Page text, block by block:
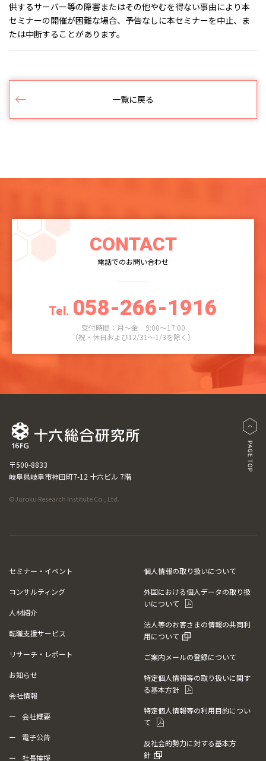
供するサーバー等の障害またはその他やむを得ない事由により本
セミナーの開催が困難な場合、予告なしに本セミナーを中止、ま
たは中断することがあります。
一覧に戻る
CONTACT
電話でのお問い合わせ
Tel. 058-266-1916
受付時間：月～金 9:00～17:00
（祝・休日および12/31～1/3を除く）
〒500-8833
岐阜県岐阜市神田町7-12 十六ビル 7階
©Juroku Research Institute Co., Ltd.
セミナー・イベント
コンサルティング
人材紹介
転職支援サービス
リサーチ・レポート
お知らせ
会社情報
会社概要
電子公告
社長挨拶
個人情報の取り扱いについて
外国における個人データの取り扱
いについて
法人等のお客さまの情報の共同利
用について
ご案内メールの登録について
特定個人情報等の取り扱いに関す
る基本方針
特定個人情報等の利用目的につい
て
反社会的勢力に対する基本方
針